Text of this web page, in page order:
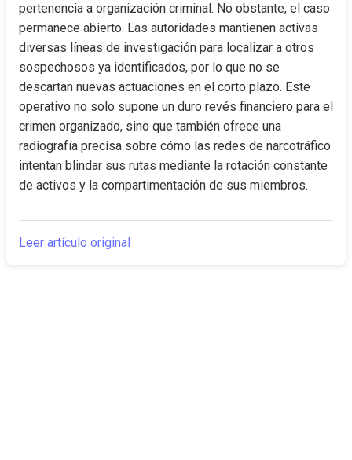
pertenencia a organización criminal. No obstante, el caso
permanece abierto. Las autoridades mantienen activas
diversas líneas de investigación para localizar a otros
sospechosos ya identificados, por lo que no se
descartan nuevas actuaciones en el corto plazo. Este
operativo no solo supone un duro revés financiero para el
crimen organizado, sino que también ofrece una
radiografía precisa sobre cómo las redes de narcotráfico
intentan blindar sus rutas mediante la rotación constante
de activos y la compartimentación de sus miembros.
Leer artículo original